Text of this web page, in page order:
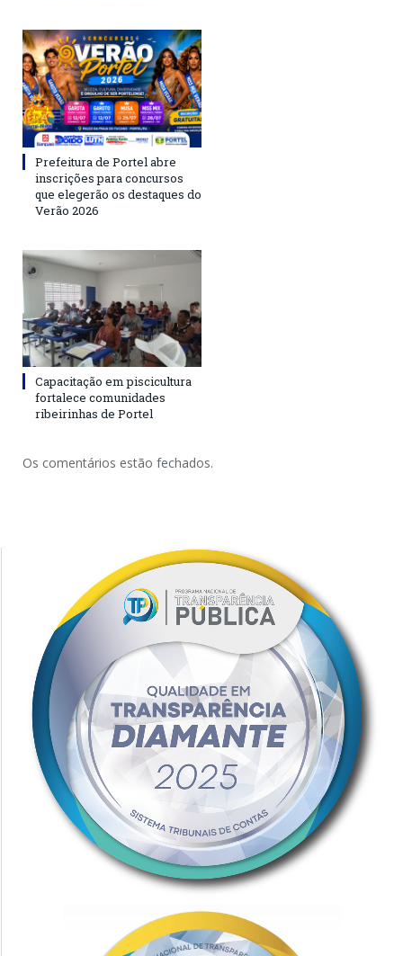
Prefeitura de Portel abre
inscrições para concursos
que elegerão os destaques do
Verão 2026
Capacitação em piscicultura
fortalece comunidades
ribeirinhas de Portel
Os comentários estão fechados.